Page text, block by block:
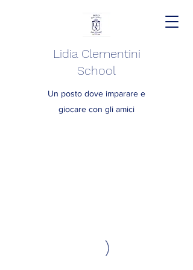
Lidia Clementini
School
Un posto dove imparare e
giocare con gli amici